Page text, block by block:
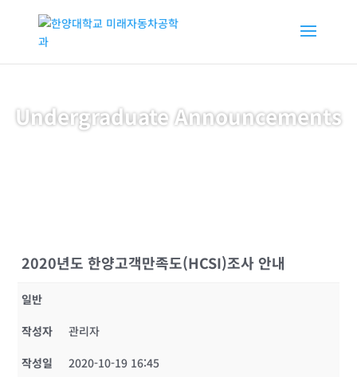
Undergraduate Announcements
2020년도 한양고객만족도(HCSI)조사 안내
일반
작성자
관리자
작성일
2020-10-19 16:45